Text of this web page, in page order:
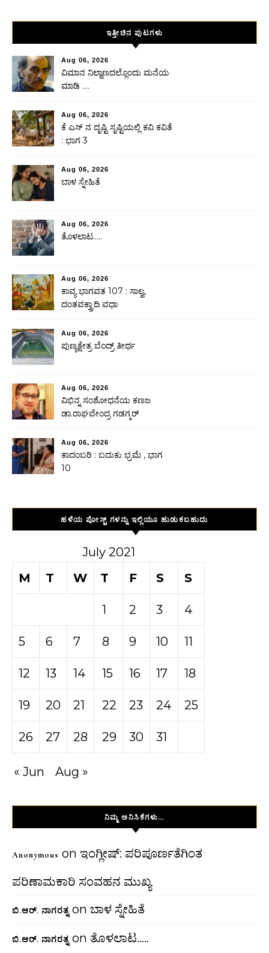
ಇತ್ತೀಚಿನ ಪುಟಗಳು
Aug 06, 2026
ವಿಮಾನ ನಿಲ್ದಾಣದಲ್ಲೊಂದು ಮನೆಯ
ಮಾಡಿ ….
Aug 06, 2026
ಕೆ ಎಸ್ ನ ದೃಷ್ಟಿ ಸೃಷ್ಟಿಯಲ್ಲಿ ಕವಿ ಕವಿತೆ
: ಭಾಗ 3
Aug 06, 2026
ಬಾಳ ಸ್ನೇಹಿತೆ
Aug 06, 2026
ತೊಳಲಾಟ…..
Aug 06, 2026
ಕಾವ್ಯ ಭಾಗವತ 107 : ಸಾಲ್ವ,
ದಂತವಕ್ತ್ರಾದಿ ವಧಾ
Aug 06, 2026
ಪುಣ್ಯಕ್ಷೇತ್ರ ಬೆಂದ್ರ್ ತೀರ್ಥ
Aug 06, 2026
ವಿಭಿನ್ನ ಸಂಶೋಧನೆಯ ಕಣಜ
ಡಾ.ರಾಘವೇಂದ್ರ ಗಡಗ್ಕರ್
Aug 06, 2026
ಕಾದಂಬರಿ : ಬದುಕು ಭ್ರಮೆ , ಭಾಗ
10
ಹಳೆಯ ಪೋಸ್ಟ್ ಗಳನ್ನು ಇಲ್ಲಿಯೂ ಹುಡುಕಬಹುದು
July 2021
M
T W T F S S
1 2 3 4
5 6 7 8 9 10 11
12 13 14 15 16 17 18
19 20 21 22 23 24 25
26 27 28 29 30 31
« Jun Aug »
ನಿಮ್ಮ ಅನಿಸಿಕೆಗಳು…
Anonymous on ಇಂಗ್ಲೀಷ್: ಪರಿಪೂರ್ಣತೆಗಿಂತ
ಪರಿಣಾಮಕಾರಿ ಸಂವಹನ ಮುಖ್ಯ
ಬಿ.ಆರ್. ನಾಗರತ್ನ on ಬಾಳ ಸ್ನೇಹಿತೆ
ಬಿ.ಆರ್. ನಾಗರತ್ನ on ತೊಳಲಾಟ…..